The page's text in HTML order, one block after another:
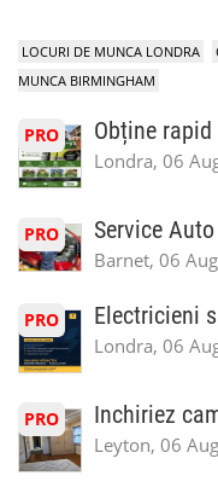
LOCURI DE MUNCA LONDRA
MUNCA BIRMINGHAM
PRO Obține
Londra, 06
PRO Service
Barnet, 06
PRO Electricieni
Londra, 06
PRO Inchiriez
Leyton, 06